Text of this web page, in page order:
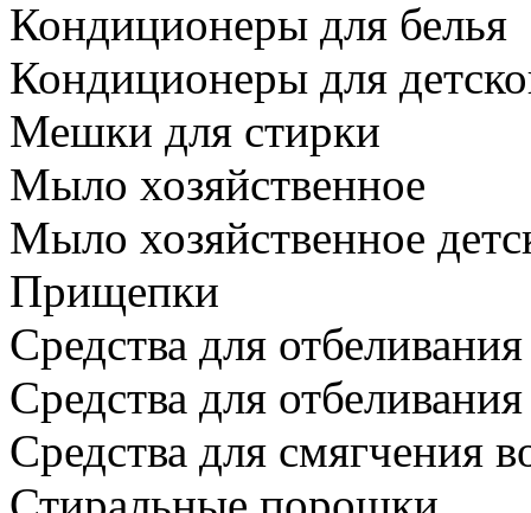
Кондиционеры для белья
Кондиционеры для
Мешки для стирки
Мыло хозяйственное
Мыло хозяйственное
Прищепки
Средства для
Средства для
Средства для смягчения